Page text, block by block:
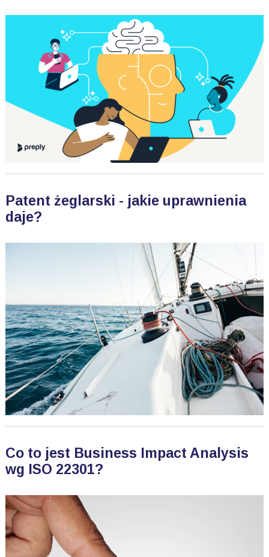
Patent żeglarski - jakie uprawnienia
daje?
Co to jest Business Impact Analysis
wg ISO 22301?